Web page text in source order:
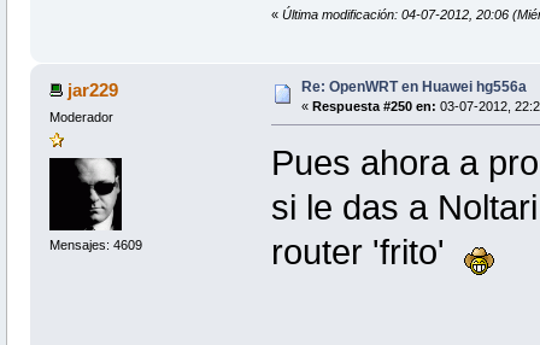
« Última modificación: 04-07-2012, 20:06
jar229
Moderador
Mensajes: 4609
Re: OpenWRT en Huawei hg556a
« Respuesta #250 en: 03-07-2012,
Pues ahora a
si le das a
router 'frito'